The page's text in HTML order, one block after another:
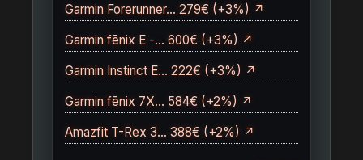
Garmin Forerunner… 279€ (+3%) ↗
Garmin fēnix E -… 600€ (+3%) ↗
Garmin Instinct E… 222€ (+3%) ↗
Garmin fēnix 7X… 584€ (+2%) ↗
Amazfit T-Rex 3… 388€ (+2%) ↗